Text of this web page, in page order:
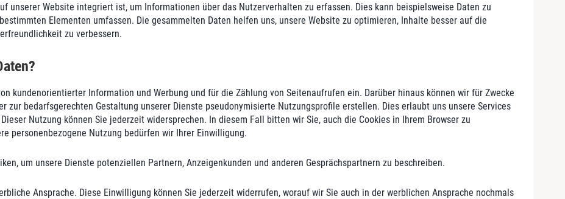
unserer Website integriert ist, um Informationen über das Nutzerverhalten zu erfassen. Dies kann beispielsweise Daten zu
Elementen umfassen. Die gesammelten Daten helfen uns, unsere Website zu optimieren, Inhalte besser auf die
zu verbessern.
kundenorientierter Information und Werbung und für die Zählung von Seitenaufrufen ein. Darüber hinaus können wir für Zwecke
zur bedarfsgerechten Gestaltung unserer Dienste pseudonymisierte Nutzungsprofile erstellen. Dies erlaubt uns unsere Services
Nutzung können Sie jederzeit widersprechen. In diesem Fall bitten wir Sie, auch die Cookies in Ihrem Browser zu
personenbezogene Nutzung bedürfen wir Ihrer Einwilligung.
um unsere Dienste potenziellen Partnern, Anzeigenkunden und anderen Gesprächspartnern zu beschreiben.
Ansprache. Diese Einwilligung können Sie jederzeit widerrufen, worauf wir Sie auch in der werblichen Ansprache nochmals